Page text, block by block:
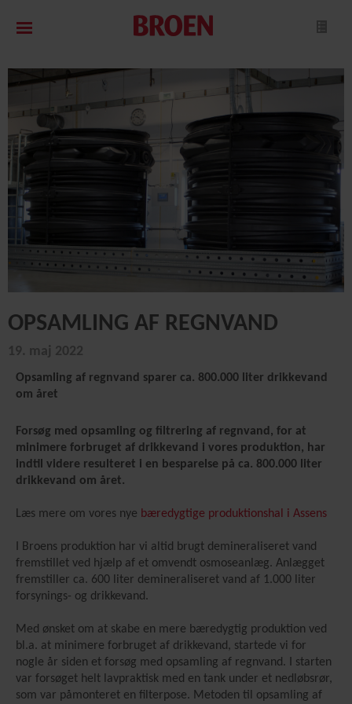
OPSAMLING AF REGNVAND
19. maj 2022
Opsamling af regnvand sparer ca. 800.000 liter drikkevand
om året
Forsøg med opsamling og filtrering af regnvand, for at
minimere forbruget af drikkevand i vores produktion, har
indtil videre resulteret i en besparelse på ca. 800.000 liter
drikkevand om året.
Læs mere om vores nye bæredygtige produktionshal i Assens
I Broens produktion har vi altid brugt demineraliseret vand
fremstillet ved hjælp af et omvendt osmoseanlæg. Anlægget
fremstiller ca. 600 liter demineraliseret vand af 1.000 liter
forsynings- og drikkevand.
Med ønsket om at skabe en mere bæredygtig produktion ved
bl.a. at minimere forbruget af drikkevand, startede vi for
nogle år siden et forsøg med opsamling af regnvand. I starten
var forsøget helt lavpraktisk med en tank under et nedløbsrør,
som var påmonteret en filterpose. Metoden til opsamling af